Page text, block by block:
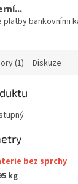
platby bankovními
(1) Diskuze
bez sprchy
kg